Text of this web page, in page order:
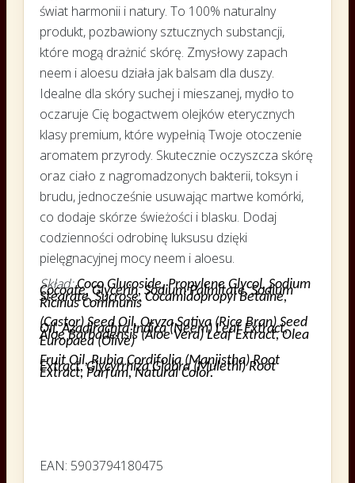
świat harmonii i natury. To 100% naturalny
produkt, pozbawiony sztucznych substancji,
które mogą drażnić skórę. Zmysłowy zapach
neem i aloesu działa jak balsam dla duszy.
Idealne dla skóry suchej i mieszanej, mydło to
oczaruje Cię bogactwem olejków eterycznych
klasy premium, które wypełnią Twoje otoczenie
aromatem przyrody. Skutecznie oczyszcza skórę
oraz ciało z nagromadzonych bakterii, toksyn i
brudu, jednocześnie usuwając martwe komórki,
co dodaje skórze świeżości i blasku. Dodaj
codzienności odrobinę luksusu dzięki
pielęgnacyjnej mocy neem i aloesu.
Skład:Coco Glucoside, Propylene Glycol, Sodium
Cocoate, Glycerin, Sodium Palmitate, Sodium
Stearate, Sucrose, Cocamidopropyl Betaine,
Ricinus Communis
(Castor) Seed Oil, Oryza Sativa (Rice Bran) Seed
Oil, Azadirachta Indica (Neem) Leaf Extract,
Aloe Barbadensis (Aloe Vera) Leaf Extract, Olea
Europaea (Olive)
Fruit Oil, Rubia Cordifolia (Manjistha) Root
Extract, Glycyrrhiza Glabra (Mulethi) Root
Extract, Parfum, Natural Color.
EAN: 5903794180475